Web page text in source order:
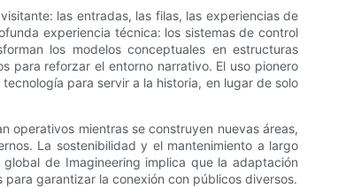
las entradas, las filas, las experiencias de
experiencia técnica: los sistemas de control
los modelos conceptuales en estructuras
para reforzar el entorno narrativo. El uso pionero
para servir a la historia, en lugar de solo
operativos mientras se construyen nuevas áreas,
La sostenibilidad y el mantenimiento a largo
de Imagineering implica que la adaptación
garantizar la conexión con públicos diversos.